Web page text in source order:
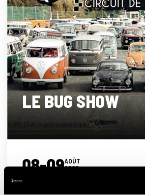
LE BUG SHOW
08-09AOÛT
2026